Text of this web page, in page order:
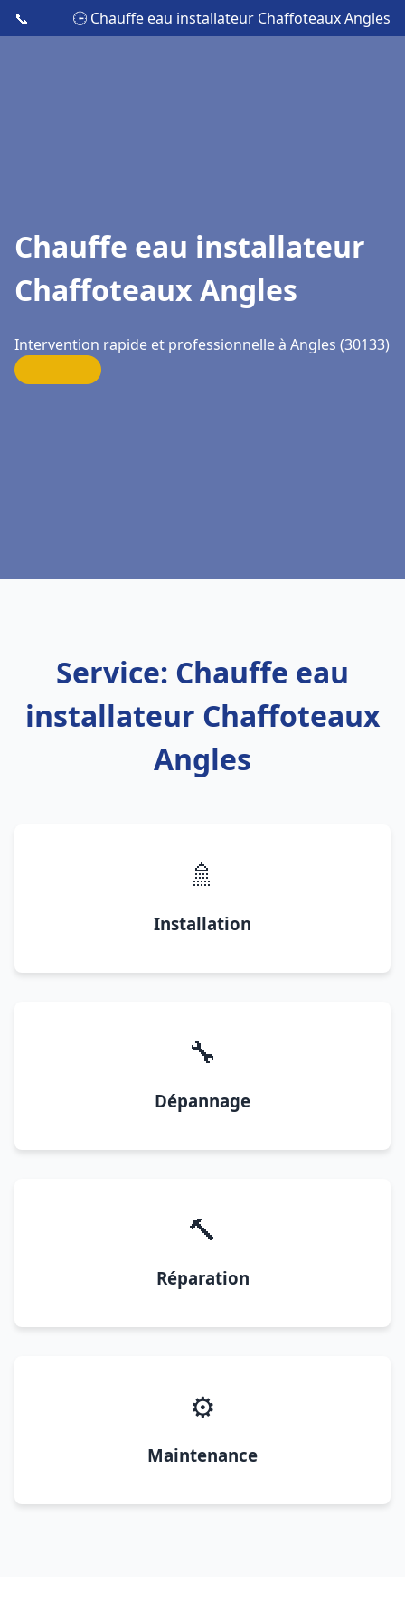
📞 🕒 Chauffe eau installateur Chaffoteaux Angles
Chauffe eau installateur
Chaffoteaux Angles
Intervention rapide et professionnelle à Angles (30133)
Service: Chauffe eau
installateur Chaffoteaux
Angles
🚿
Installation
🔧
Dépannage
🔨
Réparation
⚙️
Maintenance